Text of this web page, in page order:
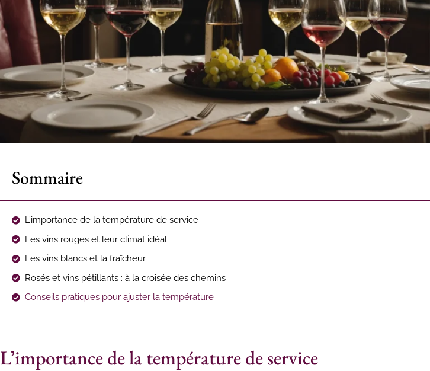
Sommaire
L’importance de la température de service
Les vins rouges et leur climat idéal
Les vins blancs et la fraîcheur
Rosés et vins pétillants : à la croisée des chemins
Conseils pratiques pour ajuster la température
L’importance de la température de service